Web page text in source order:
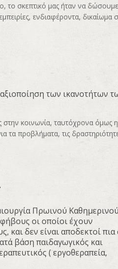
το σκεπτικό μας ήταν να δώσουμε
ενδιαφέροντα, δικαίωμα
των ικανοτήτων
κοινωνία, ταυτόχρονα όμως η
τα προβλήματα, τις
Πρωινού Καθημερινού
οι οποίοι έχουν
και δεν είναι αποδεκτοί πια
βάση παιδαγωγικός και
( εργοθεραπεία,